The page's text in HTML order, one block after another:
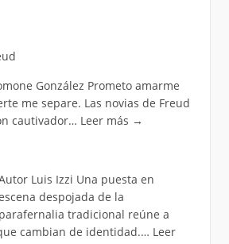
González Prometo amarme
me separe. Las novias de Freud
cautivador… Leer más →
Luis Izzi Una puesta en
despojada de la
parafernalia tradicional reúne a
cambian de identidad.… Leer